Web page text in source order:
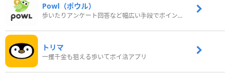
Powl（ポウル）
歩いたりアンケート回答など幅広い手段でポイントをゲット
トリマ
一攫千金も狙える歩いてポイ活アプリ